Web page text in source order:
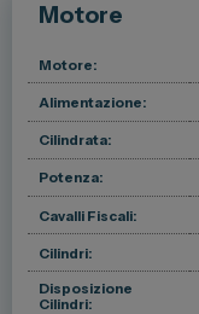
Motore
Motore:
Alimentazione:
Cilindrata:
Potenza:
Cavalli Fiscali:
Cilindri:
Disposizione
Cilindri: